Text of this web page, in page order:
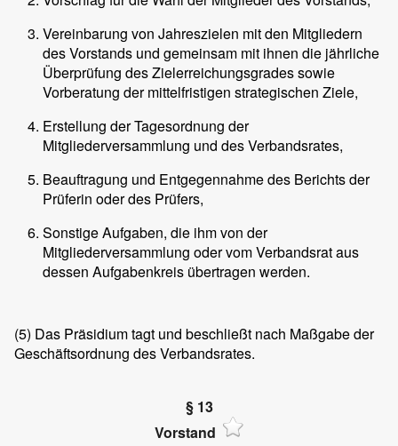
Vereinbarung von Jahreszielen mit den Mitgliedern
des Vorstands und gemeinsam mit ihnen die jährliche
Überprüfung des Zielerreichungsgrades sowie
Vorberatung der mittelfristigen strategischen Ziele,
Erstellung der Tagesordnung der
Mitgliederversammlung und des Verbandsrates,
Beauftragung und Entgegennahme des Berichts der
Prüferin oder des Prüfers,
Sonstige Aufgaben, die ihm von der
Mitgliederversammlung oder vom Verbandsrat aus
dessen Aufgabenkreis übertragen werden.
(5) Das Präsidium tagt und beschließt nach Maßgabe der
Geschäftsordnung des Verbandsrates.
§ 13
Vorstand